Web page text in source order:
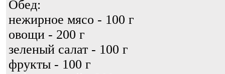
Обед:
нежирное мясо - 100 г
овощи - 200 г
зеленый салат - 100 г
фрукты - 100 г